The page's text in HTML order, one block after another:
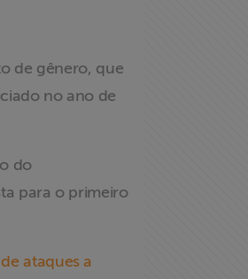
de gênero, que
no ano de
do
para o primeiro
ataques a